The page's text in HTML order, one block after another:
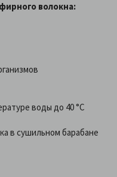
волокна:
воды до 40 °C
в сушильном барабане